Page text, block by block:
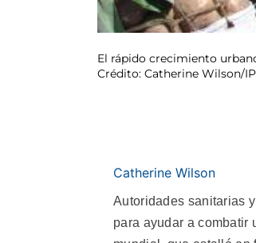
El rápido crecimiento
Crédito: Catherine Wilson/
Catherine Wilson
Autoridades sanitarias
para ayudar a combatir